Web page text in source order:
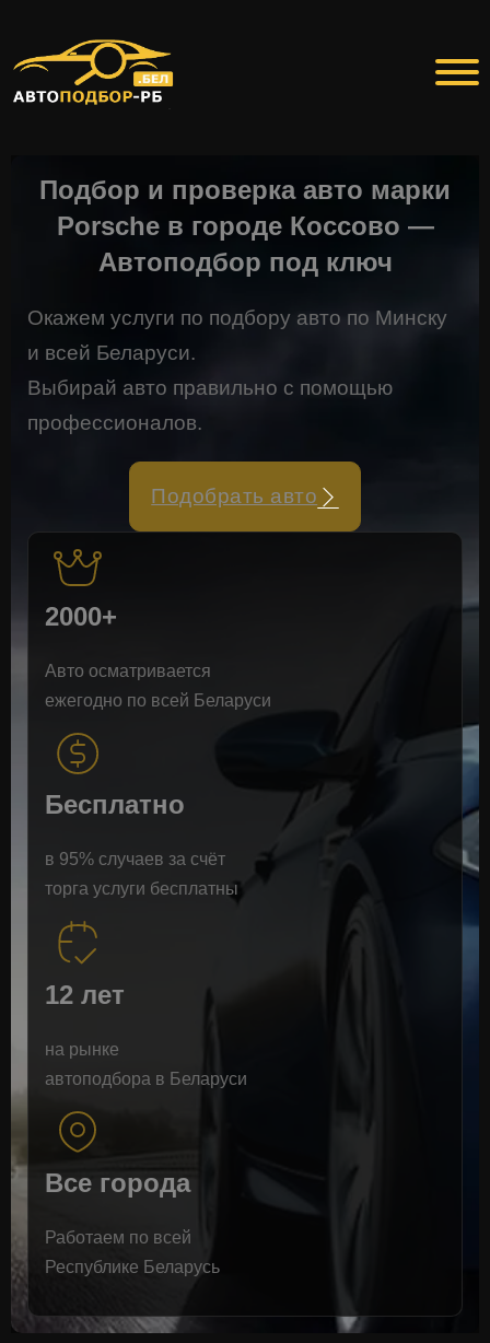
Подбор и проверка авто марки
Porsche в городе Коссово —
Автоподбор под ключ
Окажем услуги по подбору авто по Минску
и всей Беларуси.
Выбирай авто правильно с помощью
профессионалов.
Подобрать авто
2000+
Авто осматривается
ежегодно по всей Беларуси
Бесплатно
в 95% случаев за счёт
торга услуги бесплатны
12 лет
на рынке
автоподбора в Беларуси
Все города
Работаем по всей
Республике Беларусь